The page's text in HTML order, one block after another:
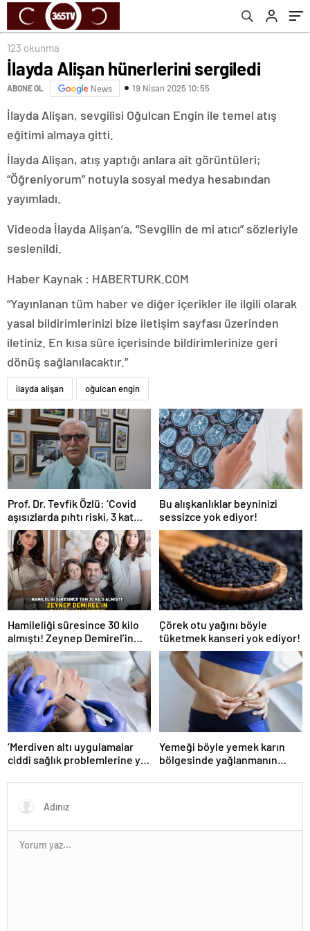
123 okunma
İlayda Alişan hünerlerini sergiledi
ABONE OL News 19 Nisan 2025 10:55
İlayda Alişan, sevgilisi Oğulcan Engin ile temel atış
eğitimi almaya gitti.
İlayda Alişan, atış yaptığı anlara ait görüntüleri;
“Öğreniyorum” notuyla sosyal medya hesabından
yayımladı.
Videoda İlayda Alişan’a, “Sevgilin de mi atıcı” sözleriyle
seslenildi.
Haber Kaynak : HABERTURK.COM
“Yayınlanan tüm haber ve diğer içerikler ile ilgili olarak
yasal bildirimlerinizi bize iletişim sayfası üzerinden
iletiniz. En kısa süre içerisinde bildirimlerinize geri
dönüş sağlanılacaktır.”
ilayda alişan oğulcan engin
Prof. Dr. Tevfik Özlü: ‘Covid
aşısızlarda pıhtı riski, 3 kat
daha fazla’
Bu alışkanlıklar beyninizi
sessizce yok ediyor!
Hamileliği süresince 30 kilo
almıştı! Zeynep Demirel’in
zayıflama sırrı! MUCİZEVİ
ETKİ!
Çörek otu yağını böyle
tüketmek kanseri yok ediyor!
‘Merdiven altı uygulamalar
ciddi sağlık problemlerine yol
Yemeği böyle yemek karın
bölgesinde yağlanmanın